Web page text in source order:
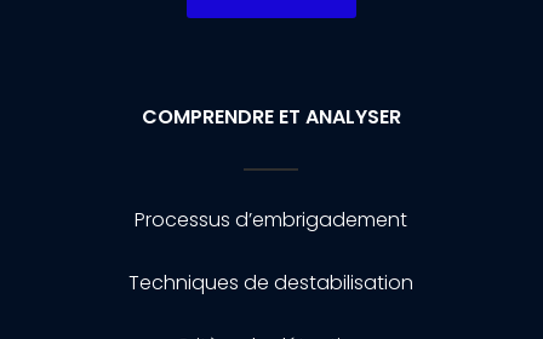
COMPRENDRE ET ANALYSER
Processus d’embrigadement
Techniques de destabilisation